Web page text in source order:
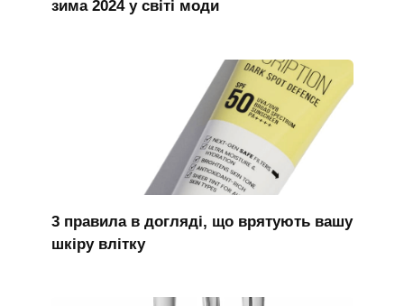
зима 2024 у світі моди
3 правила в догляді, що врятують вашу
шкіру влітку